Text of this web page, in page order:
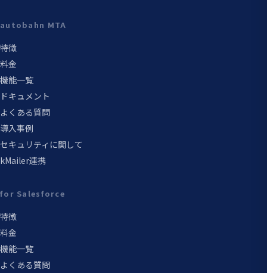
autobahn MTA
特徴
料金
機能一覧
ドキュメント
よくある質問
導入事例
セキュリティに関して
kMailer連携
for Salesforce
特徴
料金
機能一覧
よくある質問